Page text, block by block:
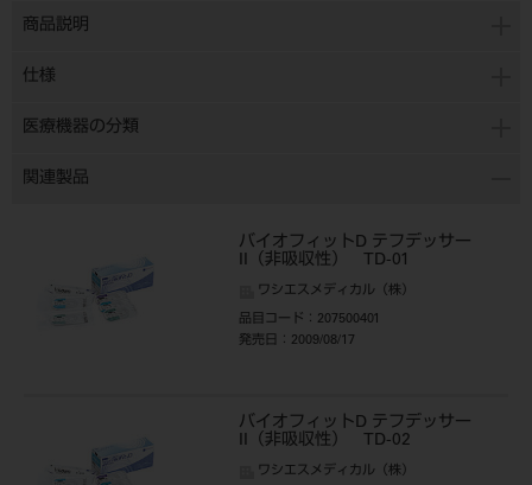
商品説明
仕様
医療機器の分類
関連製品
バイオフィットD テフデッサー
II（非吸収性） TD-01
ワシエスメディカル（株）
品目コード ：207500401
発売日
：2009/08/17
バイオフィットD テフデッサー
II（非吸収性） TD-02
ワシエスメディカル（株）